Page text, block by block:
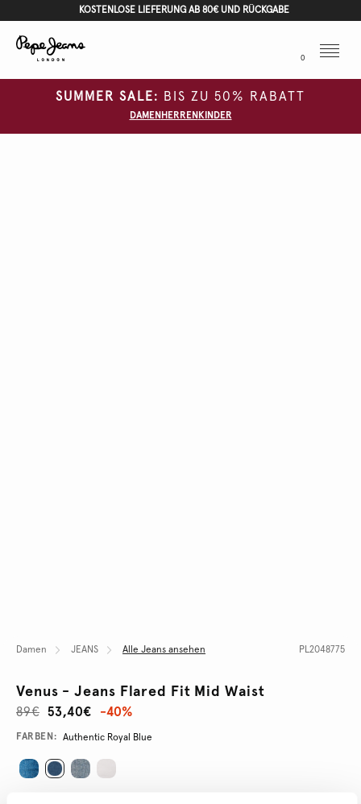
KOSTENLOSE LIEFERUNG AB 80€ UND RÜCKGABE
0
Menu
SUMMER SALE: BIS ZU 50% RABATT
DAMEN HERREN KINDER
Damen JEANS Alle Jeans ansehen PL2048775
Venus - Jeans Flared Fit Mid Waist
53,40€
89€ -40%
Promotions
Variations
FARBEN: Authentic Royal Blue